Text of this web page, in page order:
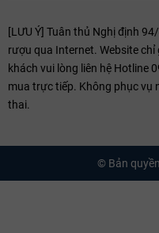
[LƯU Ý] Tuân thủ Nghị định
rượu qua Internet. Website
khách vui lòng liên hệ Hotline
mua trực tiếp. Không phục vụ
thai.
© Bản